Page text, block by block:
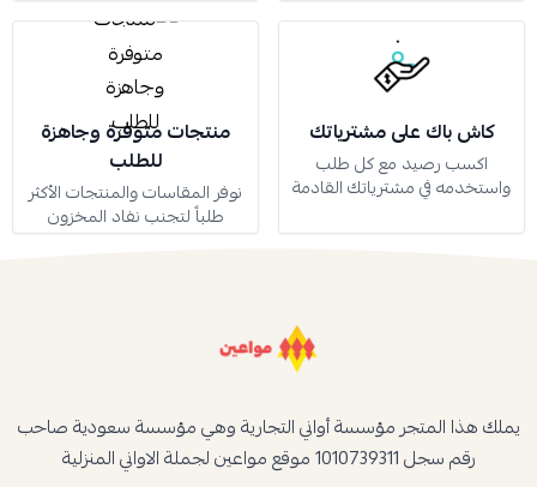
كاش باك على مشترياتك
اكسب رصيد مع كل طلب
واستخدمه في مشترياتك القادمة
منتجات متوفرة وجاهزة
للطلب
نوفر المقاسات والمنتجات الأكثر
طلباً لتجنب نفاد المخزون
يملك هذا المتجر مؤسسة أواني التجارية وهي مؤسسة سعودية صاحب
رقم سجل 1010739311 موقع مواعين لجملة الاواني المنزلية